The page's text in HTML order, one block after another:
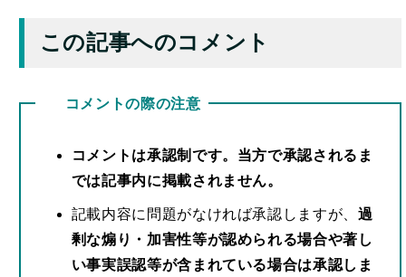
この記事へのコメント
コメントの際の注意
コメントは承認制です。当方で承認されるま
では記事内に掲載されません。
記載内容に問題がなければ承認しますが、 過
剰な煽り・加害性等が認められる場合や著し
い事実誤認等が含まれている場合は承認しま